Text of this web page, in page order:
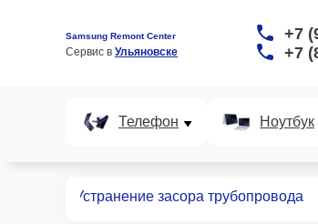
Samsung Remont Center
Сервис в Ульяновске
+7
+7
Телефон Ноутбук
Устранение засора трубопровода